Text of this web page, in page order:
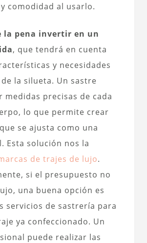
comodidad al usarlo.
la pena invertir en un
, que tendrá en cuenta
y necesidades
la silueta. Un sastre
medidas precisas de cada
lo que permite crear
se ajusta como una
Esta solución nos la
de trajes de lujo.
si el presupuesto no
una buena opción es
servicios de sastrería para
ya confeccionado. Un
puede realizar las